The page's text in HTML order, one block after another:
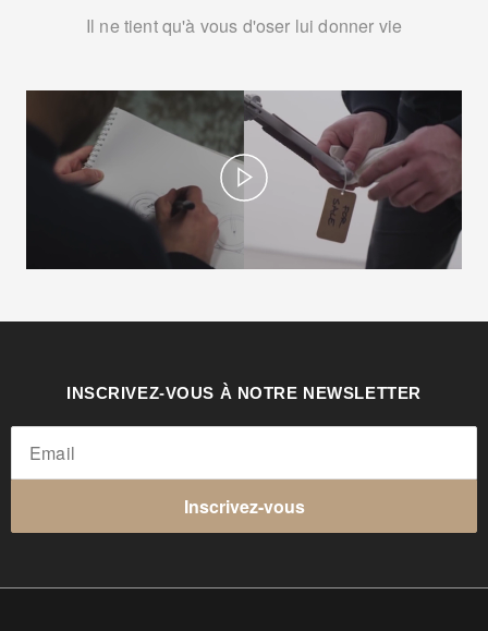
Il ne tient qu'à vous d'oser lui donner vie
Play
INSCRIVEZ-VOUS À NOTRE NEWSLETTER
Inscrivez-vous